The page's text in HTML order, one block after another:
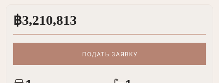
฿3,210,813
ПОДАТЬ ЗАЯВКУ